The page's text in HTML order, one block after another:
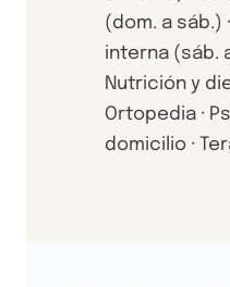
(dom. a sáb.)
interna (sáb.
Nutrición y
Ortopedia ·
domicilio ·